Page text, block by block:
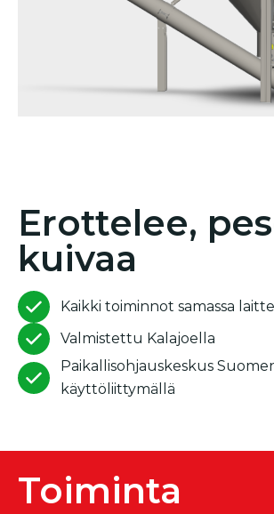
Erottelee,
kuivaa
Kaikki toiminnot samassa
Valmistettu Kalajoella
Paikallisohjauskeskus
käyttöliittymällä
Toiminta